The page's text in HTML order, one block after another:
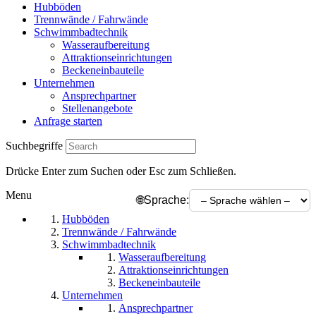
Hubböden
Trennwände / Fahrwände
Schwimmbadtechnik
Wasseraufbereitung
Attraktionseinrichtungen
Beckeneinbauteile
Unternehmen
Ansprechpartner
Stellenangebote
Anfrage starten
Suchbegriffe
Drücke Enter zum Suchen oder Esc zum Schließen.
🌐Sprache:
Menu
Hubböden
Trennwände / Fahrwände
Schwimmbadtechnik
Wasseraufbereitung
Attraktionseinrichtungen
Beckeneinbauteile
Unternehmen
Ansprechpartner